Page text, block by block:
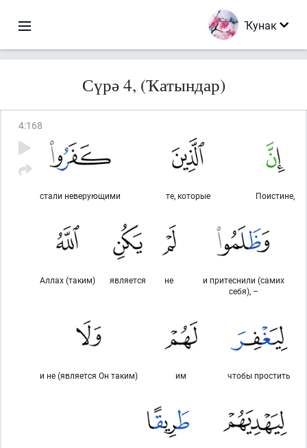
Ҡунак
Сүрә 4, (Ҡатындар)
4:168
Поистине,
те, которые
стали неверующими
и притеснили (самих
себя), –
не
является
Аллах (таким)
чтобы простить
им
и не (является Он таким)